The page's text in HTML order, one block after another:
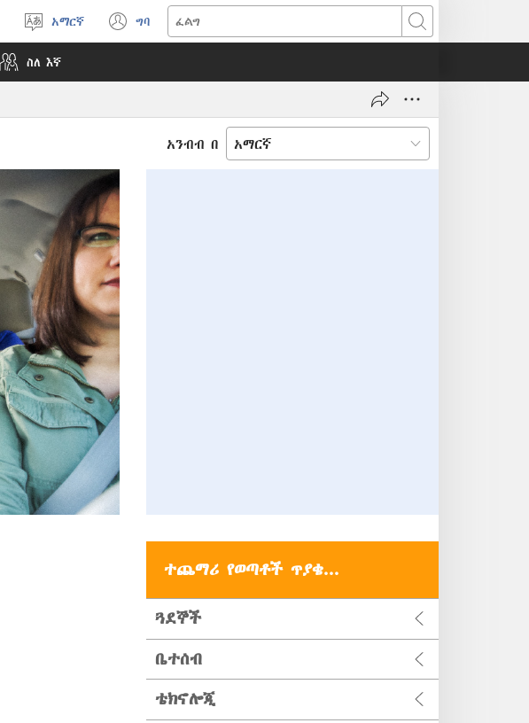
ቋንቋ
አማርኛ ግባ
(አዲስ
ፈልግ
ስለ እኛ
አንብብ በ
ተጨማሪ የወጣቶች ጥያቄ...
ጓደኞች
ቤተሰብ
ቴክኖሎጂ